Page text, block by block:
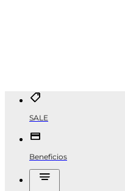
SALE
Beneficios